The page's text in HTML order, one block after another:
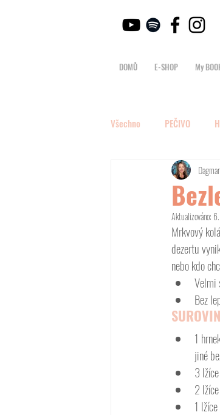
DOMŮ E-SHOP My
Všechno PEČIVO
Aktualizováno:
Mrkvový
dezertu
nebo kdo
Velmi
Bez
1
jiné
3
2
1